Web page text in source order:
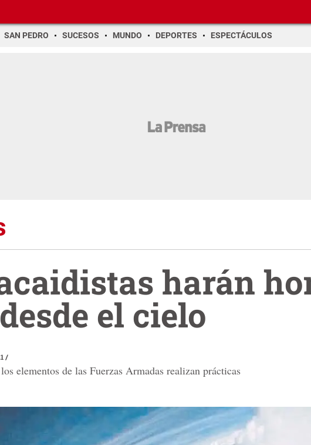
SAN PEDRO SUCESOS MUNDO DEPORTES ESPECTÁCULOS
harán
el cielo
/
elementos de las Fuerzas Armadas realizan prácticas